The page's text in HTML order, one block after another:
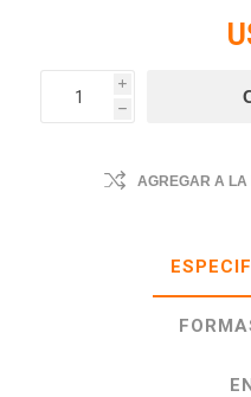
i
h
AGREGAR A LA